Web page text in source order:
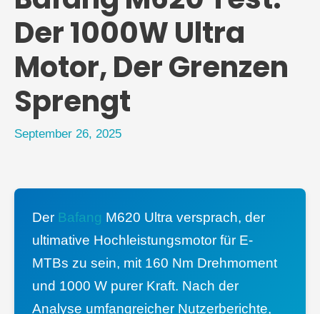
Der 1000W Ultra
Motor, Der Grenzen
Sprengt
September 26, 2025
Der Bafang M620 Ultra versprach, der
ultimative Hochleistungsmotor für E-
MTBs zu sein, mit 160 Nm Drehmoment
und 1000 W purer Kraft. Nach der
Analyse umfangreicher Nutzerberichte,